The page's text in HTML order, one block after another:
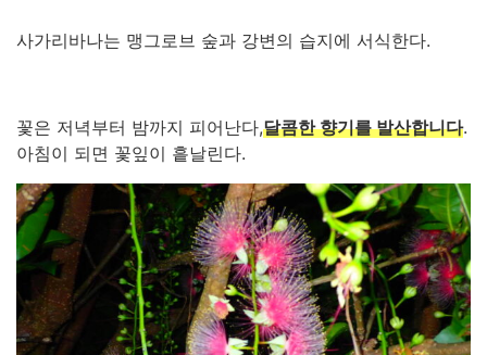
사가리바나는 맹그로브 숲과 강변의 습지에 서식한다.
꽃은 저녁부터 밤까지 피어난다,달콤한 향기를 발산합니다.
아침이 되면 꽃잎이 흩날린다.